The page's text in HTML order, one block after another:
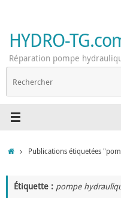
contenu
HYDRO-
Réparation pompe
AccueilPublications étiquetées
Étiquette : pompe